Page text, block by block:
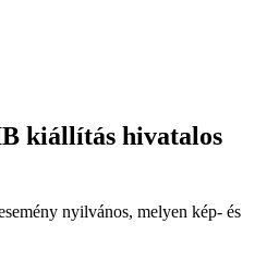
kiállítás hivatalos
nyilvános, melyen kép- és